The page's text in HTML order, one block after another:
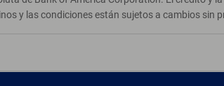
y las condiciones están sujetos a cambios sin